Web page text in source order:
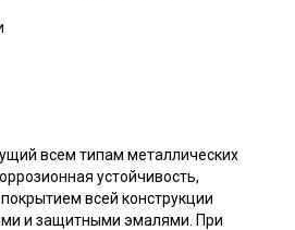
всем типам металлических
устойчивость,
всей конструкции
и защитными эмалями. При